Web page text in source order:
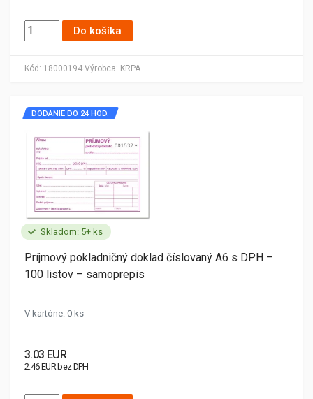
Kód: 18000194 Výrobca: KRPA
Do košíka
Skladom: 5+ ks
DODANIE DO 24 HOD.
Príjmový pokladničný doklad číslovaný A6 s DPH –
100 listov – samoprepis
V kartóne: 0 ks
3.03 EUR
2.46 EUR bez DPH